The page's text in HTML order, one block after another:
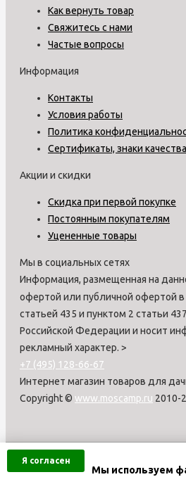
Я согласен
Мы используем
Как вернуть товар
Свяжитесь с нами
Частые вопросы
Информация
Контакты
Условия работы
Политика
Сертификаты, знаки качества
Акции и скидки
Скидка при первой покупке
Постоянным покупателям
Уцененные товары
Мы в социальных сетях
Информация, размещенная на
офертой или публичной офертой в
статьей 435 и пунктом 2 статьи
Российской Федерации и носит
рекламный характер. >
+7 (495) 128-66-67
Интернет магазин товаров для
Copyright © www.moscamp.ru 2010-